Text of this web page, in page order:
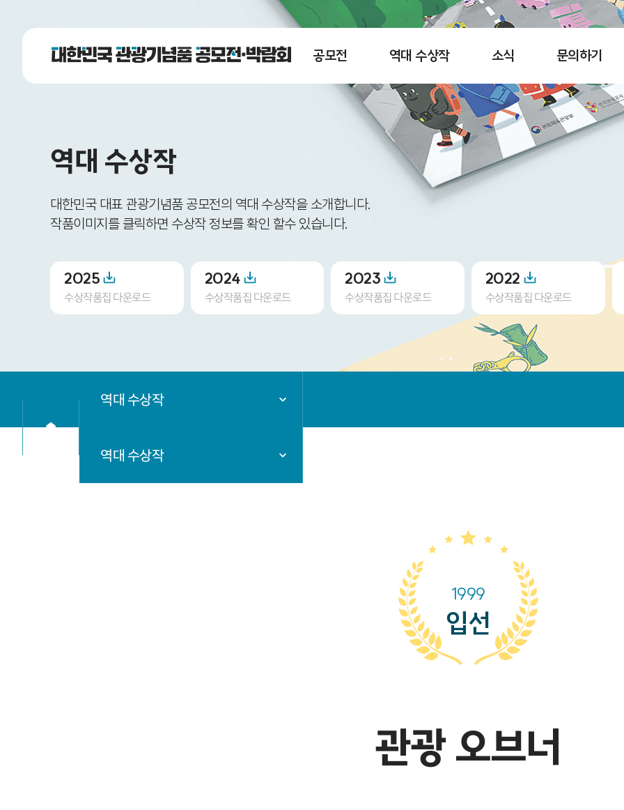
공모전 역대 수상작 소식 문의하기
역대 수상작
대한민국 대표 관광기념품 공모전의 역대 수상작을 소개합니다.
작품이미지를 클릭하면 수상작 정보를 확인 할수 있습니다.
2025
수상작품집 다운로드
2024
수상작품집 다운로드
2023
수상작품집 다운로드
2022
수상작품집 다운로드
역대 수상작
역대 수상작
1999
입선
관광 오브너